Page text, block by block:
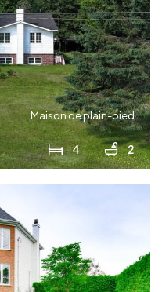
Maison de plain-pied
4 2